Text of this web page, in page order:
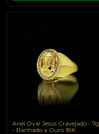
Anel Oval Jesus Cravejado - 7g
- Banhado a Ouro 18K